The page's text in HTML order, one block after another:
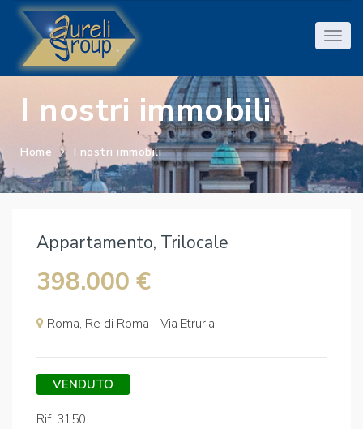
I nostri immobili
Home I nostri immobili
Appartamento, Trilocale
398.000 €
Roma, Re di Roma - Via Etruria
VENDUTO
Rif. 3150